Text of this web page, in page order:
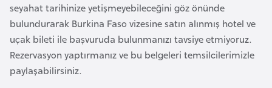
seyahat tarihinize yetişmeyebileceğini göz önünde
bulundurarak Burkina Faso vizesine satın alınmış hotel ve
uçak bileti ile başvuruda bulunmanızı tavsiye etmiyoruz.
Rezervasyon yaptırmanız ve bu belgeleri temsilcilerimizle
paylaşabilirsiniz.
D
a
n
i
m